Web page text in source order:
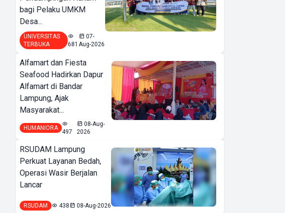
bagi Pelaku UMKM
Desa...
UNIVERSITAS
TERBUKA
681
07-
Aug-2026
Alfamart dan Fiesta
Seafood Hadirkan Dapur
Alfamart di Bandar
Lampung, Ajak
Masyarakat...
HUMANIORA
497
08-Aug-
2026
RSUDAM Lampung
Perkuat Layanan Bedah,
Operasi Wasir Berjalan
Lancar
RSUDAM 438 08-Aug-2026